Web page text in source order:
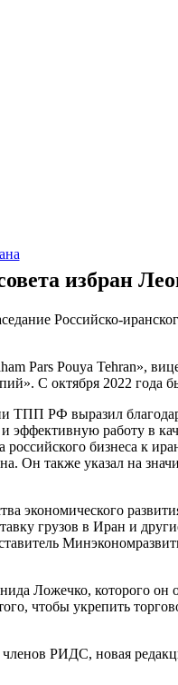
избран
Российско-
Pars Pouya Tehran»,
C октября 2022 года
ТПП РФ выразил
работу в
бизнеса к
Он также указал на
экономического
грузов в Иран и
Ложечко, которого он
чтобы укрепить
членов РИДС, новая